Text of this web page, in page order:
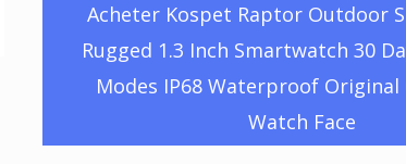
Acheter Kospet Raptor Outdoor
Rugged 1.3 Inch Smartwatch 30
Modes IP68 Waterproof Original
Watch Face